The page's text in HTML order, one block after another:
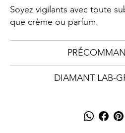
Soyez vigilants avec toute
que crème ou parfum.
DIAMANT LAB-